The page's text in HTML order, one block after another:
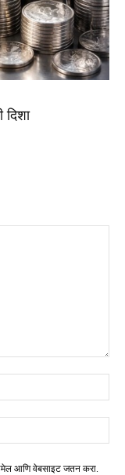
दिशा
ईमेल आणि वेबसाइट जतन करा.